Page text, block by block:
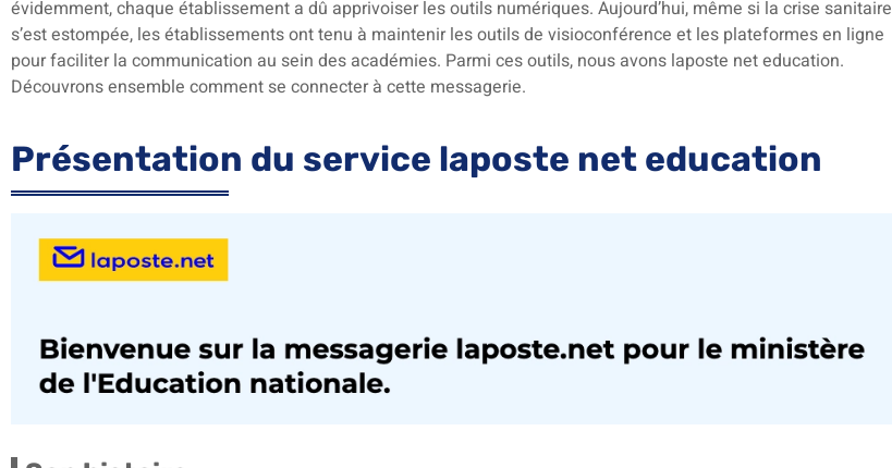
évidemment, chaque établissement a dû apprivoiser les outils numériques. Aujourd’hui, même si la crise sanitaire
s’est estompée, les établissements ont tenu à maintenir les outils de visioconférence et les plateformes en ligne
pour faciliter la communication au sein des académies. Parmi ces outils, nous avons laposte net education.
Découvrons ensemble comment se connecter à cette messagerie.
Présentation du service laposte net education